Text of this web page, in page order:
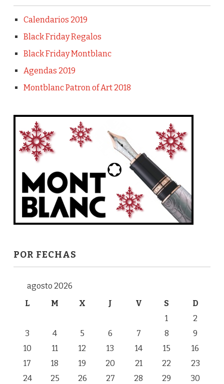
Calendarios 2019
Black Friday Regalos
Black Friday Montblanc
Agendas 2019
Montblanc Patron of Art 2018
POR FECHAS
agosto 2026
L
M X J V S D
1
2
3
4 5 6 7 8
9
10
11 12 13 14 15
16
17
18 19 20 21 22
23
24
25 26 27 28 29
30